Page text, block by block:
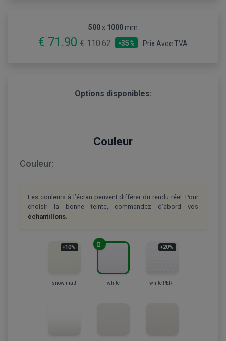
500x 1000 mm
€ 71.90€ 110.62 -35% Prix Avec TVA
Options disponibles:
Couleur
Les couleurs à l’écran peuvent différer du rendu réel. Pour
choisir la bonne teinte, commandez d’abord vos
échantillons.
+10%
snow matt white
+20%
white PERF
Couleur: